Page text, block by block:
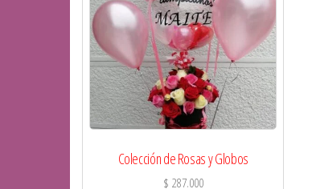
Colección de Rosas y Globos
$ 287.000